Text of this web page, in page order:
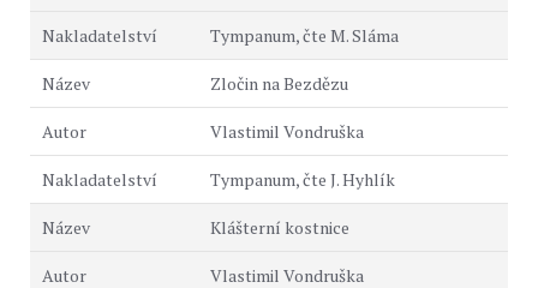
Tympanum, čte M. Sláma
Zločin na Bezdězu
Vlastimil Vondruška
Tympanum, čte J. Hyhlík
Klášterní kostnice
Vlastimil Vondruška